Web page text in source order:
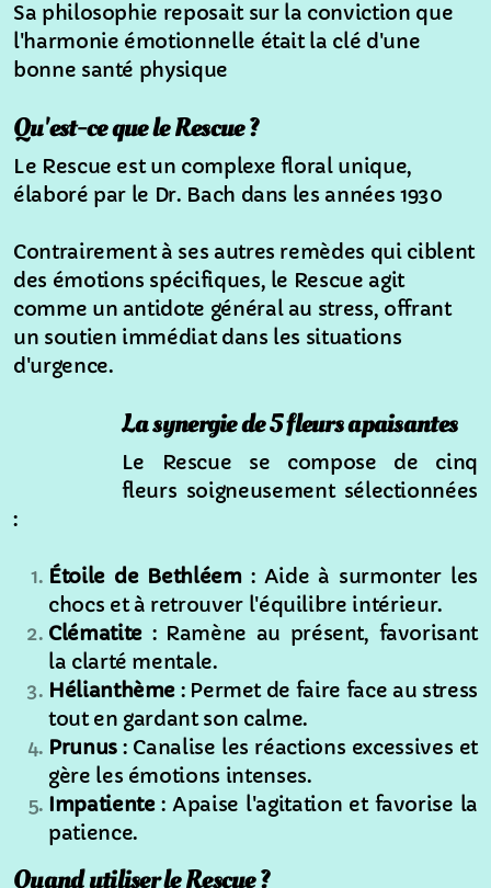
Sa philosophie reposait sur la conviction que
l'harmonie émotionnelle était la clé d'une
bonne santé physique
Qu'est-ce que le Rescue ?
Le Rescue est un complexe floral unique,
élaboré par le Dr. Bach dans les années 1930
Contrairement à ses autres remèdes qui ciblent
des émotions spécifiques, le Rescue agit
comme un antidote général au stress, offrant
un soutien immédiat dans les situations
d'urgence.
La synergie de 5 fleurs apaisantes
Le Rescue se compose de cinq
fleurs soigneusement sélectionnées
:
Étoile de Bethléem: Aide à surmonter les
chocs et à retrouver l'équilibre intérieur.
Clématite: Ramène au présent, favorisant
la clarté mentale.
Hélianthème : Permet de faire face au stress
tout en gardant son calme.
Prunus: Canalise les réactions excessives et
gère les émotions intenses.
Impatiente: Apaise l'agitation et favorise la
patience.
Quand utiliser le Rescue ?
La mélisse
La camomille
Articles
L'importance de la mastication pour votre chien
Les chats et leur bac à litière
Le chien et son système digestif
Mort de chaleur
Regard sur 2024
Guide complet de la communication animale
Le patch quantique
Guide complet de la naturopathie animale
Les créations de Freya